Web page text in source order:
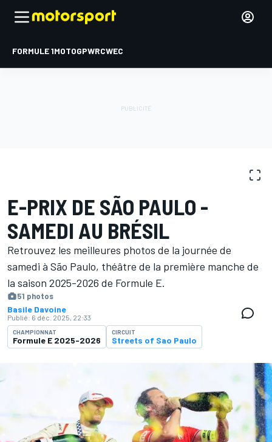
FORMULE 1MOTOGPWRCWEC
E-PRIX DE SÃO PAULO -
SAMEDI AU BRÉSIL
Retrouvez les meilleures photos de la journée de
samedi à São Paulo, théâtre de la première manche de
la saison 2025-2026 de Formule E.
51 photos
Basile Davoine
Publié: 6 déc. 2025, 22:33
CHAMPIONNAT
Formule E 2025-2026
CIRCUIT
Streets of Sao Paulo